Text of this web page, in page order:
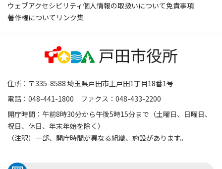
ウェブアクセシビリティ個人情報の取扱いについて免責事項
著作権について リンク集
住所：〒335-8588 埼玉県戸田市上戸田1丁目18番1号
電話：048-441-1800 ファクス：048-433-2200
開庁時間：午前8時30分から午後5時15分まで（土曜日、日曜日、
祝日、休日、年末年始を除く）
（注釈）一部、開庁時間が異なる組織、施設があります。